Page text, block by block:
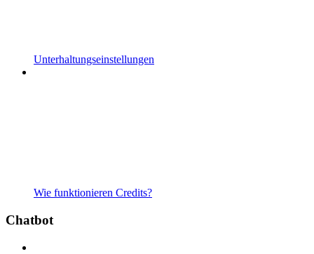
Unterhaltungseinstellungen
Wie funktionieren Credits?
Chatbot